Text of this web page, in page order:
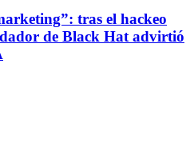
tras el hackeo
de Black Hat advirtió